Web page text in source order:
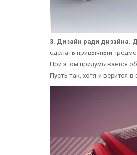
3. Дизайн ради дизайна.
сделать привычный
При этом придумывается
Пусть так, хотя и верится в